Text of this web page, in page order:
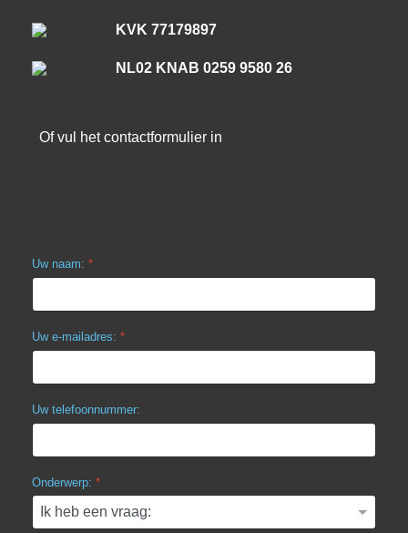
KVK 77179897
NL02 KNAB 0259 9580 26
Of vul het contactformulier in
Uw naam: *
Uw e-mailadres: *
Uw telefoonnummer:
Onderwerp: *